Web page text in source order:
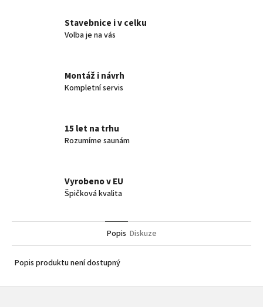
Stavebnice i v celku
Volba je na vás
Montáž i návrh
Kompletní servis
15 let na trhu
Rozumíme saunám
Vyrobeno v EU
Špičková kvalita
Popis Diskuze
Popis produktu není dostupný